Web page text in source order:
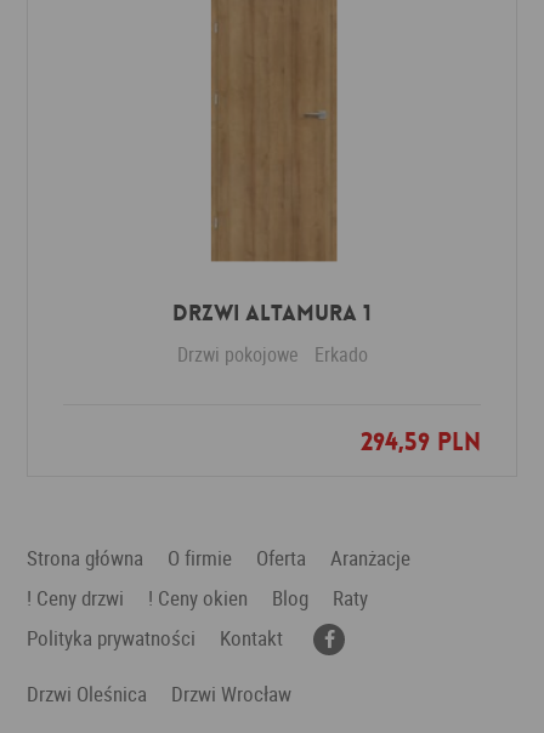
Drzwi Altamura 1
Drzwi pokojowe Erkado
294,59 PLN
Dodaj do ulubionych
Strona główna O firmie Oferta
Aranżacje
! Ceny drzwi
! Ceny okien Blog
Raty
Polityka prywatności
Kontakt
Drzwi Oleśnica
Drzwi Wrocław